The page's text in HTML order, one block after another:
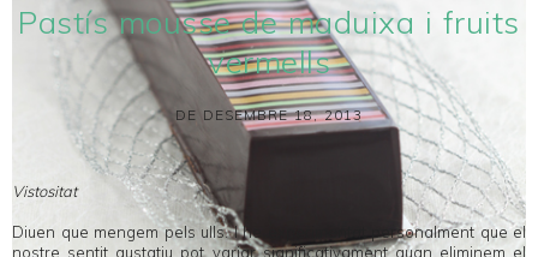
Pastís mousse de maduixa i fruits
vermells
DE DESEMBRE 18, 2013
Vistositat
Diuen que mengem pels ulls. I he experimentat personalment que el
nostre sentit gustatiu pot variar significativament quan eliminem el